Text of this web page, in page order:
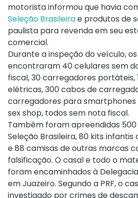
motorista informou que havia
Seleção Brasileirae produtos de
paulista para revenda em seu
comercial.
Durante a inspeção do veículo,
encontraram 40 celulares sem
fiscal, 30 carregadores portáteis,
elétricas, 300 cabos de
carregadores para smartphones
sex shop, todos sem nota fiscal.
Também foram apreendidas
Seleção Brasileira, 80 kits
e 88 camisas de outras marcas
falsificação. O casal e todo o
foram encaminhados à
em Juazeiro. Segundo a PRF, o
investigado por crimes de